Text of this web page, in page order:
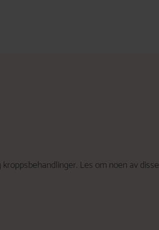
Les om noen av disse